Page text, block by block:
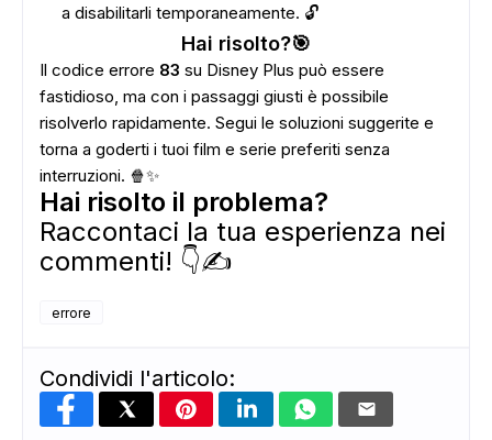
a disabilitarli temporaneamente. 🔓
Hai risolto?🎯
Il codice errore 83 su Disney Plus può essere
fastidioso, ma con i passaggi giusti è possibile
risolverlo rapidamente. Segui le soluzioni suggerite e
torna a goderti i tuoi film e serie preferiti senza
interruzioni. 🍿✨
Hai risolto il problema?
Raccontaci la tua esperienza nei
commenti! 👇✍️
errore
Condividi l'articolo: